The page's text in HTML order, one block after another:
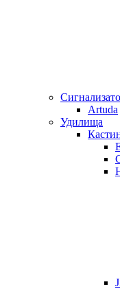
Artuda
Удилища